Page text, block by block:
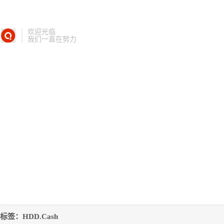
欢迎光临
我们一直在努力
标签：HDD.Cash